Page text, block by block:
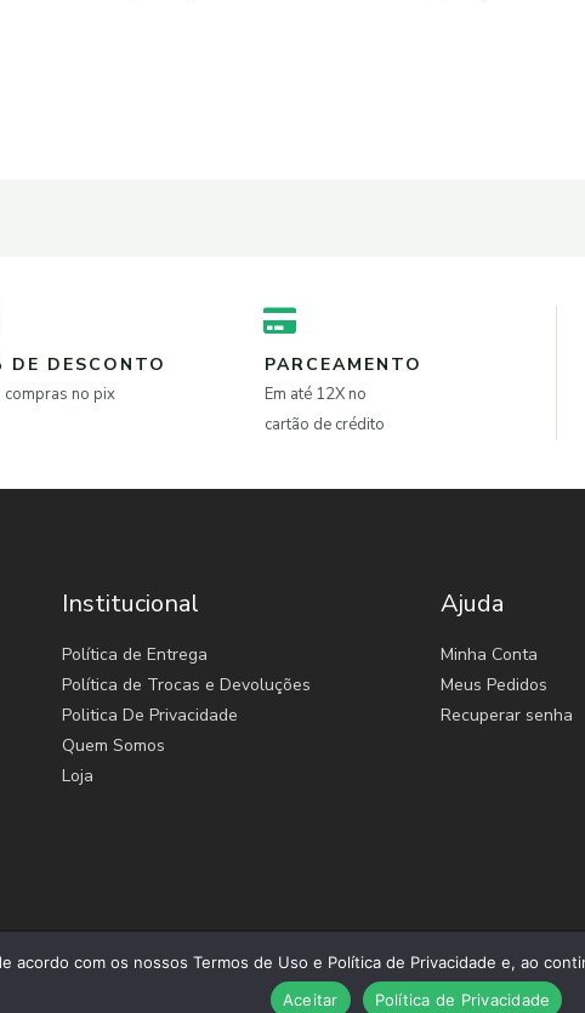
DE DESCONTO
compras no pix
PARCEAMENTO
Em até 12X no
cartão de crédito
Institucional
Política de Entrega
Política de Trocas e Devoluções
Politica De Privacidade
Quem Somos
Loja
Ajuda
Minha Conta
Meus Pedidos
Recuperar senha
acordo com os nossos Termos de Uso e Política de Privacidade e, ao
Aceitar
Política de Privacidade